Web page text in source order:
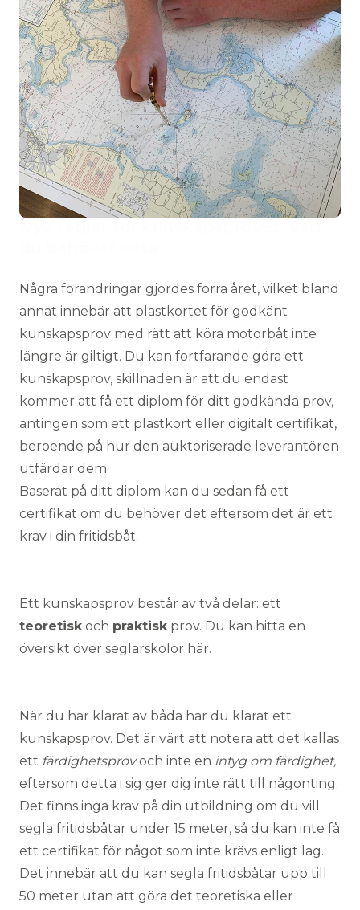
Några förändringar gjordes förra året, vilket bland
annat innebär att plastkortet för godkänt
kunskapsprov med rätt att köra motorbåt inte
längre är giltigt. Du kan fortfarande göra ett
kunskapsprov, skillnaden är att du endast
kommer att få ett diplom för ditt godkända prov,
antingen som ett plastkort eller digitalt certifikat,
beroende på hur den auktoriserade leverantören
utfärdar dem.
Baserat på ditt diplom kan du sedan få ett
certifikat om du behöver det eftersom det är ett
krav i din fritidsbåt.
Ett kunskapsprov består av två delar: ett
teoretiskoch praktiskprov. Du kan hitta en
översikt över seglarskolor här.
När du har klarat av båda har du klarat ett
kunskapsprov. Det är värt att notera att det kallas
ett färdighetsprovoch inte en intyg om färdighet,
eftersom detta i sig ger dig inte rätt till någonting.
Det finns inga krav på din utbildning om du vill
segla fritidsbåtar under 15 meter, så du kan inte få
ett certifikat för något som inte krävs enligt lag.
Det innebär att du kan segla fritidsbåtar upp till
50 meter utan att göra det teoretiska eller